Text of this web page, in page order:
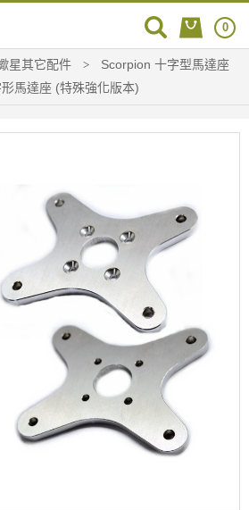
0
星其它配件 > Scorpion 十字型馬達座
馬達座 (特殊強化版本)